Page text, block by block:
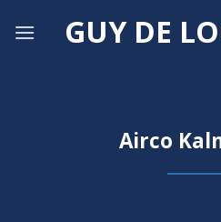
GUY DE
Airco